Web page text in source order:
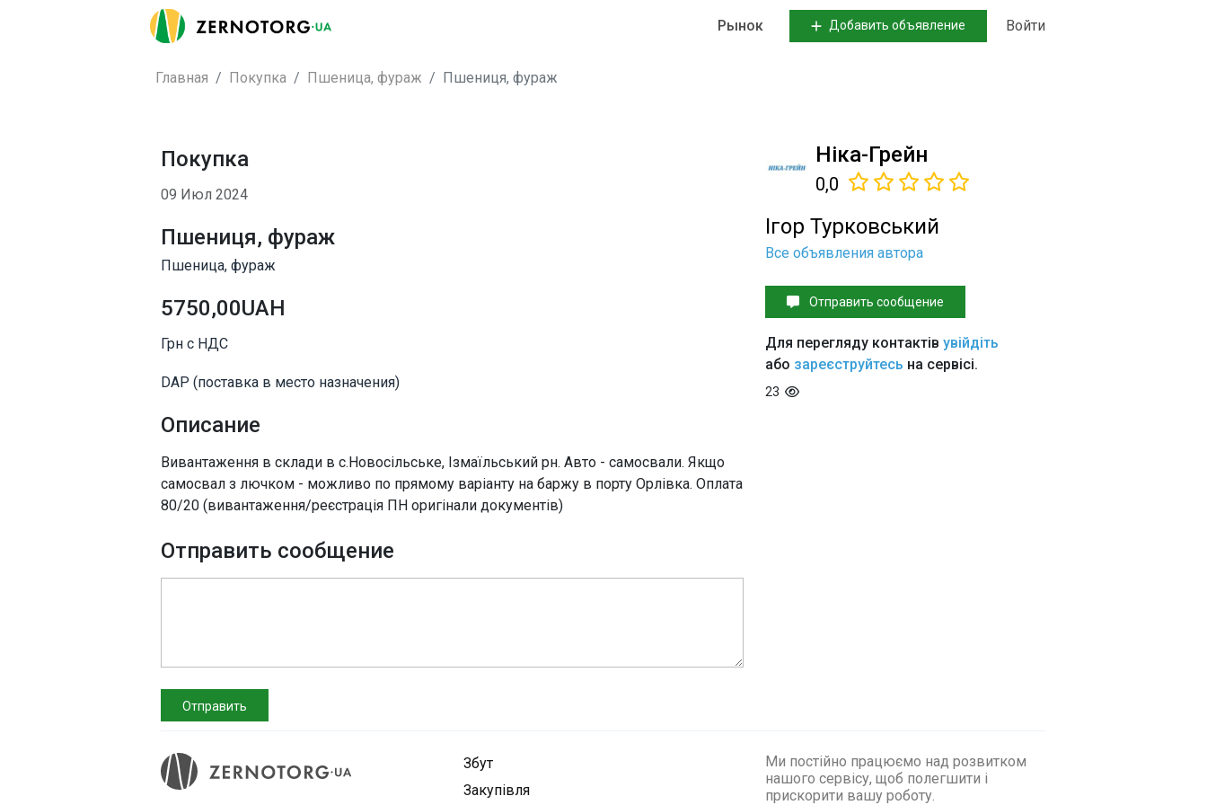
Рынок Добавить объявление Войти
Главная Покупка Пшеница, фураж Пшениця, фураж
Покупка
09 Июл 2024
Пшениця, фураж
Пшеница, фураж
5750,00UAH
Грн с НДС
DAP (поставка в место назначения)
Описание
Вивантаження в склади в с.Новосільське, Ізмаїльський рн. Авто - самосвали. Якщо
самосвал з лючком - можливо по прямому варіанту на баржу в порту Орлівка. Оплата
80/20 (вивантаження/реєстрація ПН оригінали документів)
Отправить сообщение
Ніка-Грейн
0,0
Ігор Турковський
Все объявления автора
Отправить сообщение
Для перегляду контактівувійдіть
або зареєструйтесь на сервісі.
23
Збут
Закупівля
Ми постійно працюємо над розвитком
нашого сервісу, щоб полегшити і
прискорити вашу роботу.